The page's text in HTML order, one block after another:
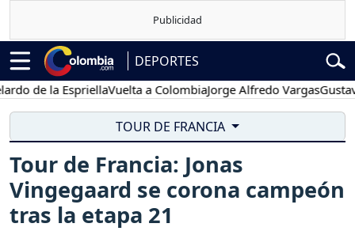
DEPORTES
la EspriellaVuelta a ColombiaJorge Alfredo VargasGustavo
TOUR DE FRANCIA
Tour de Francia: Jonas
Vingegaard se corona campeón
tras la etapa 21